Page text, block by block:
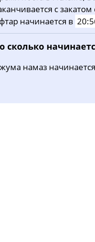
31, Пн
с
начинается в
сколько
намаз